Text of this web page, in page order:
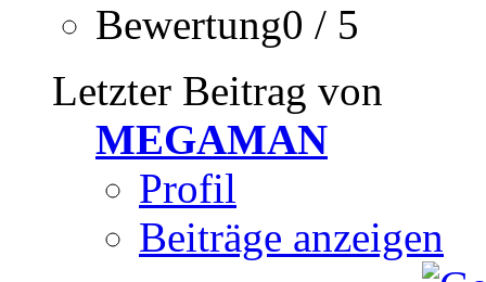
Bewertung0 / 5
Letzter Beitrag von
MEGAMAN
Profil
Beiträge anzeigen